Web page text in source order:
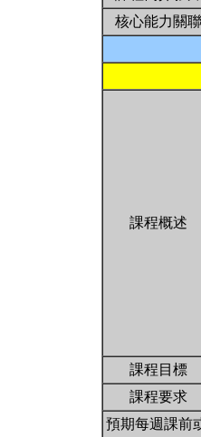
核心能力關聯
課程概述
課程目標
課程要求
預期每週課前